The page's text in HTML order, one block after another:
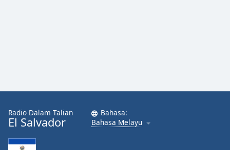
Radio Dalam Talian
El Salvador
Bahasa:
Bahasa Melayu